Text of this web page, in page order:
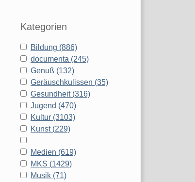
Kategorien
Bildung (886)
documenta (245)
Genuß (132)
Geräuschkulissen (35)
Gesundheit (316)
Jugend (470)
Kultur (3103)
Kunst (229)
Medien (619)
MKS (1429)
Musik (71)